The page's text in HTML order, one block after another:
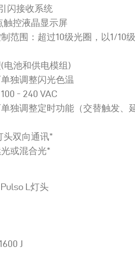
闪接收系统
触控液晶显示屏
范围：超过10级光圈，以1/10
电池和供电模组)
独调整闪光色温
- 240 VAC
独调整定时功能（交替触发、
头双向通讯*
或混合光*
L灯头
J